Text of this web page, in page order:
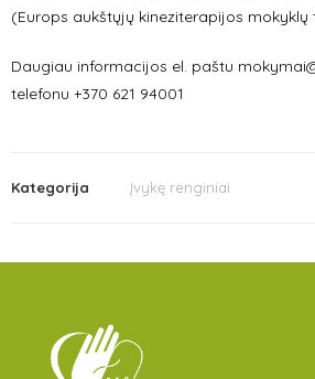
(Europs aukštųjų kineziterapijos
Daugiau informacijos el. paštu
telefonu +370 621 94001
Kategorija Įvykę renginiai